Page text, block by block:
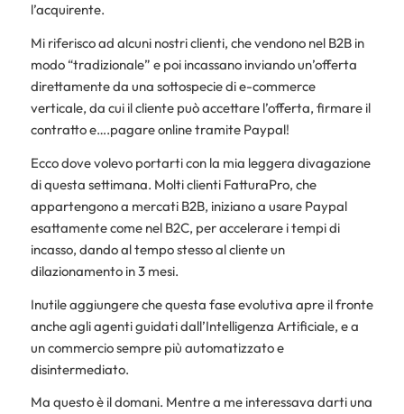
l’acquirente.
Mi riferisco ad alcuni nostri clienti, che vendono nel B2B in
modo “tradizionale” e poi incassano inviando un’offerta
direttamente da una sottospecie di e-commerce
verticale, da cui il cliente può accettare l’offerta, firmare il
contratto e….pagare online tramite Paypal!
Ecco dove volevo portarti con la mia leggera divagazione
di questa settimana. Molti clienti FatturaPro, che
appartengono a mercati B2B, iniziano a usare Paypal
esattamente come nel B2C, per accelerare i tempi di
incasso, dando al tempo stesso al cliente un
dilazionamento in 3 mesi.
Inutile aggiungere che questa fase evolutiva apre il fronte
anche agli agenti guidati dall’Intelligenza Artificiale, e a
un commercio sempre più automatizzato e
disintermediato.
Ma questo è il domani. Mentre a me interessava darti una